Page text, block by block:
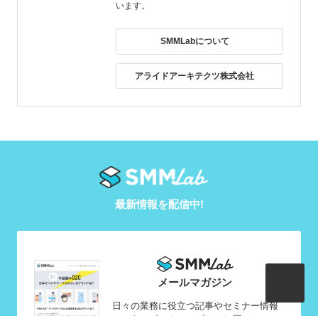
います。
SMMLabについて
アライドアーキテクツ株式会社
最新情報を配信中!
メールマガジン
日々の業務に役立つ記事やセミナー情報